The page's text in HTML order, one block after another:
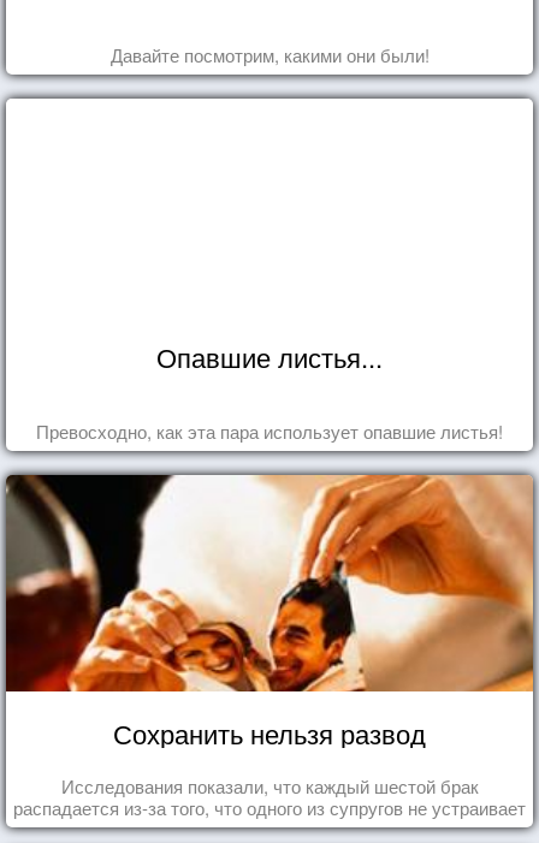
Давайте посмотрим, какими они были!
Опавшие листья...
Превосходно, как эта пара использует опавшие листья!
Сохранить нельзя развод
Исследования показали, что каждый шестой брак
распадается из-за того, что одного из супругов не устраивает
та роль, которая выпала ему в семье.